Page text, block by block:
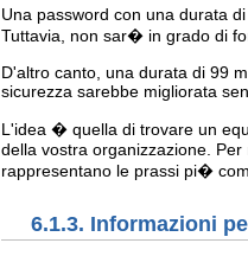
Una password con una durata
Tuttavia, non sar� in grado di
D'altro canto, una durata di 99
sicurezza sarebbe migliorata
L'idea � quella di trovare un
della vostra organizzazione.
rappresentano le prassi pi�
6.1.3. Informazioni